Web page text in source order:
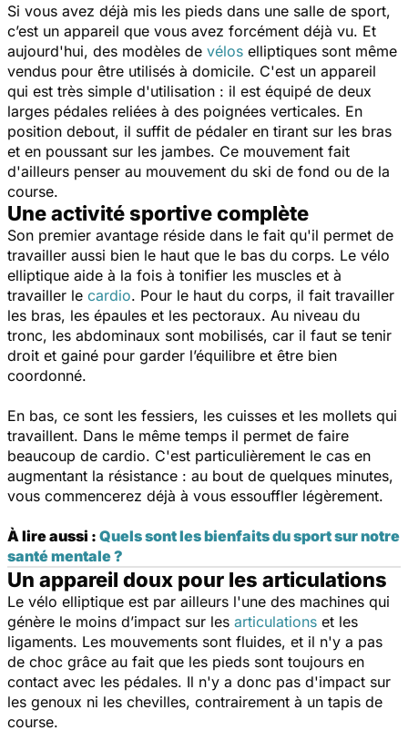
Si vous avez déjà mis les pieds dans une salle de sport,
c’est un appareil que vous avez forcément déjà vu. Et
aujourd'hui, des modèles de vélos elliptiques sont même
vendus pour être utilisés à domicile. C'est un appareil
qui est très simple d'utilisation : il est équipé de deux
larges pédales reliées à des poignées verticales. En
position debout, il suffit de pédaler en tirant sur les bras
et en poussant sur les jambes. Ce mouvement fait
d'ailleurs penser au mouvement du ski de fond ou de la
course.
Une activité sportive complète
Son premier avantage réside dans le fait qu'il permet de
travailler aussi bien le haut que le bas du corps. Le vélo
elliptique aide à la fois à tonifier les muscles et à
travailler le cardio. Pour le haut du corps, il fait travailler
les bras, les épaules et les pectoraux. Au niveau du
tronc, les abdominaux sont mobilisés, car il faut se tenir
droit et gainé pour garder l’équilibre et être bien
coordonné.
En bas, ce sont les fessiers, les cuisses et les mollets qui
travaillent. Dans le même temps il permet de faire
beaucoup de cardio. C'est particulièrement le cas en
augmentant la résistance : au bout de quelques minutes,
vous commencerez déjà à vous essouffler légèrement.
À lire aussi : Quels sont les bienfaits du sport sur notre
santé mentale ?
Un appareil doux pour les articulations
Le vélo elliptique est par ailleurs l'une des machines qui
génère le moins d’impact sur les articulations et les
ligaments. Les mouvements sont fluides, et il n'y a pas
de choc grâce au fait que les pieds sont toujours en
contact avec les pédales. Il n'y a donc pas d'impact sur
les genoux ni les chevilles, contrairement à un tapis de
course.